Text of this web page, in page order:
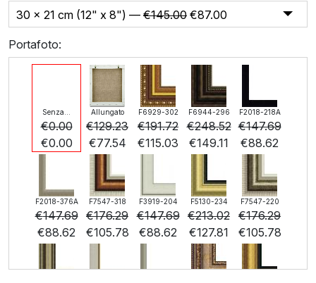
30 x 21 cm (12" x 8") — €145.00 €87.00
Portafoto:
Senza...
€0.00
€0.00
Allungato
€129.23
€77.54
F6929-302
€191.72
€115.03
F6944-296
€248.52
€149.11
F2018-218A
€147.69
€88.62
F2018-376A
€147.69
€88.62
F7547-318
€176.29
€105.78
F3919-204
€147.69
€88.62
F5130-234
€213.02
€127.81
F7547-220
€176.29
€105.78